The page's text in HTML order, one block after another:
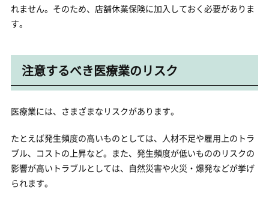
れません。そのため、店舗休業保険に加入しておく必要がありま
す。
注意するべき医療業のリスク
医療業には、さまざまなリスクがあります。
たとえば発生頻度の高いものとしては、人材不足や雇用上のトラ
ブル、コストの上昇など。また、発生頻度が低いもののリスクの
影響が高いトラブルとしては、自然災害や火災・爆発などが挙げ
られます。